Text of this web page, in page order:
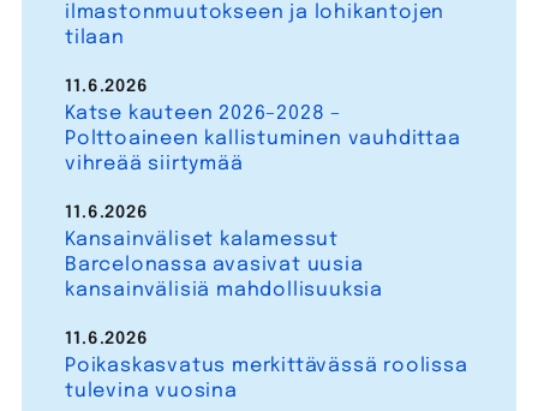
ilmastonmuutokseen ja lohikantojen
tilaan
Katse kauteen 2026–2028 –
Polttoaineen kallistuminen vauhdittaa
vihreää siirtymää
11.6.2026
Kansainväliset kalamessut
Barcelonassa avasivat uusia
kansainvälisiä mahdollisuuksia
11.6.2026
Poikaskasvatus merkittävässä roolissa
tulevina vuosina
11.6.2026